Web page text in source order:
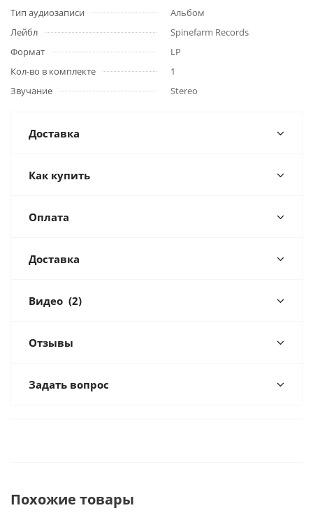
Тип аудиозаписи
Альбом
Лейбл
Spinefarm Records
Формат
LP
Кол-во в комплекте
1
Звучание
Stereo
Доставка
Как купить
Оплата
Доставка
Видео (2)
Отзывы
Задать вопрос
Похожие товары